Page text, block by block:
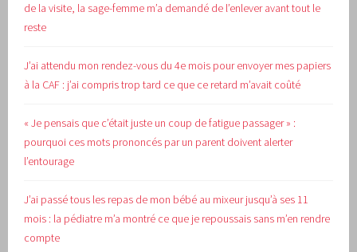
de la visite, la sage-femme m’a demandé de l’enlever avant tout le
reste
J’ai attendu mon rendez-vous du 4e mois pour envoyer mes papiers
à la CAF : j’ai compris trop tard ce que ce retard m’avait coûté
« Je pensais que c’était juste un coup de fatigue passager » :
pourquoi ces mots prononcés par un parent doivent alerter
l’entourage
J’ai passé tous les repas de mon bébé au mixeur jusqu’à ses 11
mois : la pédiatre m’a montré ce que je repoussais sans m’en rendre
compte